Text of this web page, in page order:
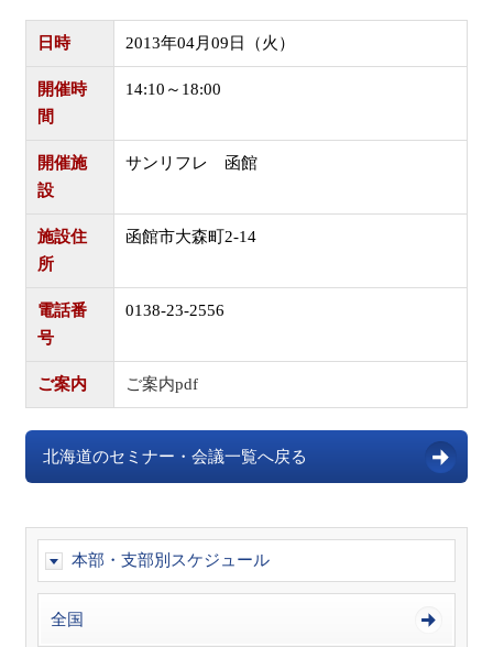
日時 2013年04月09日（火）
開催時
間
14:10～18:00
開催施
設
サンリフレ 函館
施設住
所
函館市大森町2-14
電話番
号
0138-23-2556
ご案内 ご案内pdf
北海道のセミナー・会議一覧へ戻る
本部・支部別スケジュール
全国